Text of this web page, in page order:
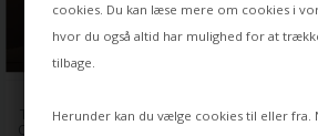
cookies. Du kan læse mere om cookies i
hvor du også altid har mulighed for at
tilbage.
Herunder kan du vælge cookies til eller fra.
TIMBER FLOOR SPOT TIMBER
OG UPLIGHT